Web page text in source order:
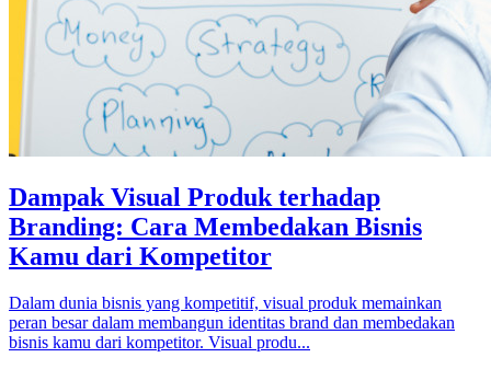
Dampak Visual Produk terhadap
Branding: Cara Membedakan Bisnis
Kamu dari Kompetitor
Dalam dunia bisnis yang kompetitif, visual produk memainkan
peran besar dalam membangun identitas brand dan membedakan
bisnis kamu dari kompetitor. Visual produ...